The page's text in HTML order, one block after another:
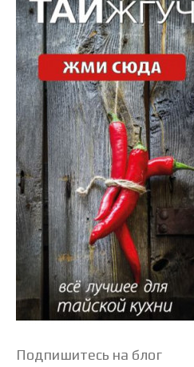
Подпишитесь на блог